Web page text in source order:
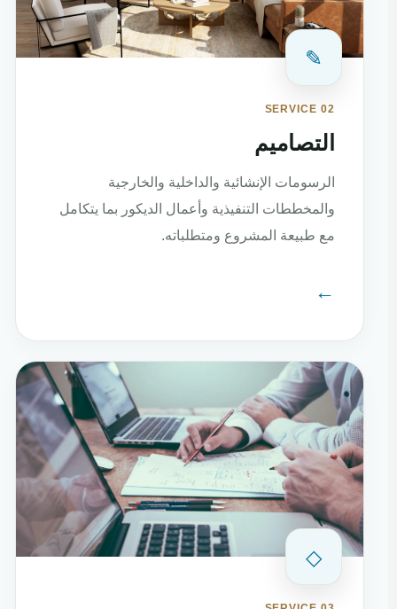
✎
SERVICE 02
التصاميم
الرسومات الإنشائية والداخلية والخارجية
والمخططات التنفيذية وأعمال الديكور بما يتكامل
مع طبيعة المشروع ومتطلباته.
←
◇